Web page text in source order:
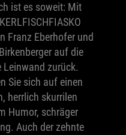
ist es soweit: Mit
Franz Eberhofer und
auf die
Leinwand zurück.
Sie sich auf einen
herrlich skurrilen
Humor, schräger
Auch der zehnte